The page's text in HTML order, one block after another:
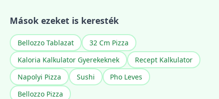
Mások ezeket is keresték
Bellozzo Tablazat
32 Cm Pizza
Kaloria Kalkulator Gyerekeknek
Recept Kalkulator
Napolyi Pizza
Sushi
Pho Leves
Bellozzo Pizza